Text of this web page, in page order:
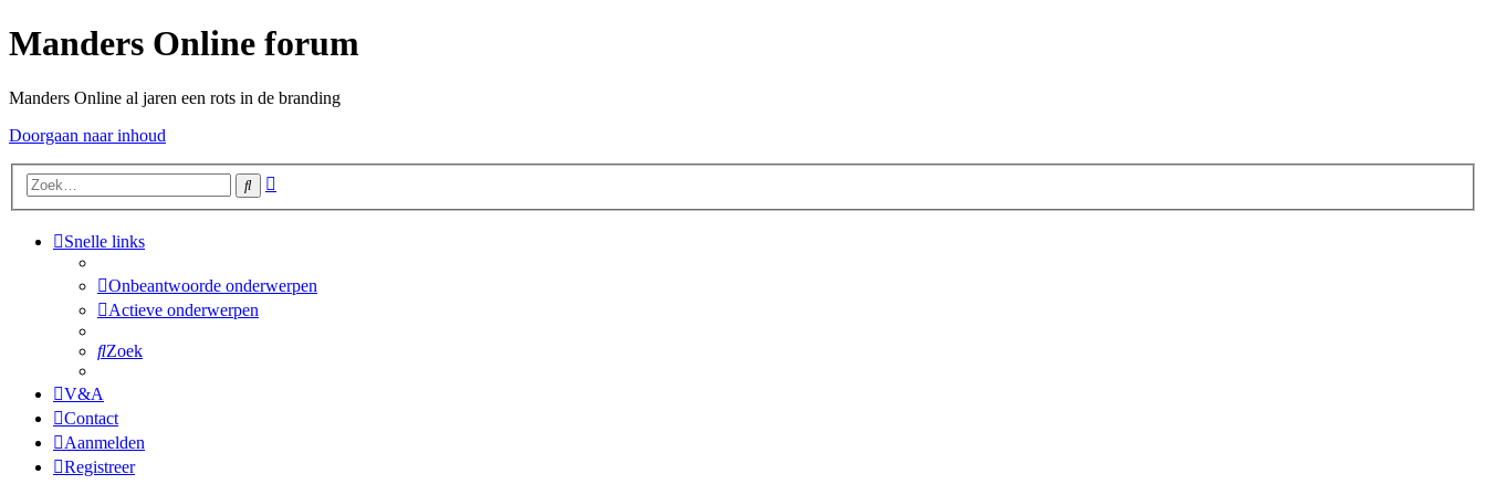
Manders Online forum
Manders Online al jaren een rots in de branding
Doorgaan naar inhoud
Zoek
Snelle links
Onbeantwoorde onderwerpen
Actieve onderwerpen
Zoek
V&A
Contact
Aanmelden
Registreer